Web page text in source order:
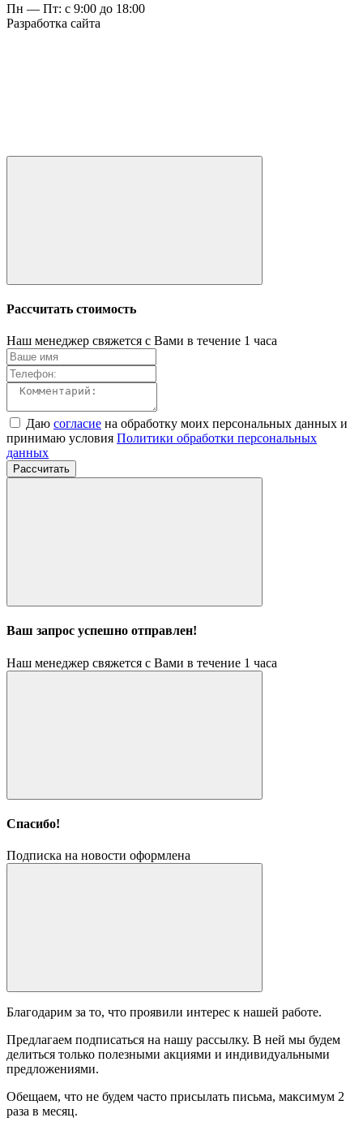
Пн — Пт: с 9:00 до 18:00
Разработка сайта
Рассчитать стоимость
Наш менеджер свяжется с Вами в течение 1 часа
Даю согласие на обработку моих персональных данных и
принимаю условия Политики обработки персональных
данных
Рассчитать
Ваш запрос успешно отправлен!
Наш менеджер свяжется с Вами в течение 1 часа
Спасибо!
Подписка на новости оформлена
Благодарим за то, что проявили интерес к нашей работе.
Предлагаем подписаться на нашу рассылку. В ней мы будем
делиться только полезными акциями и индивидуальными
предложениями.
Обещаем, что не будем часто присылать письма, максимум 2
раза в месяц.